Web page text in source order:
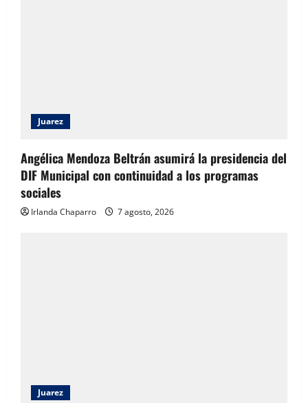
Juarez
Angélica Mendoza Beltrán asumirá la presidencia del
DIF Municipal con continuidad a los programas
sociales
Irlanda Chaparro 7 agosto, 2026
Juarez